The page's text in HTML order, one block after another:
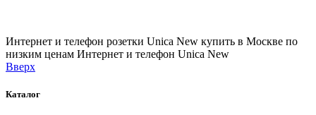
Интернет и телефон розетки Unica New купить в Москве по
низким ценам Интернет и телефон Unica New
Вверх
Каталог